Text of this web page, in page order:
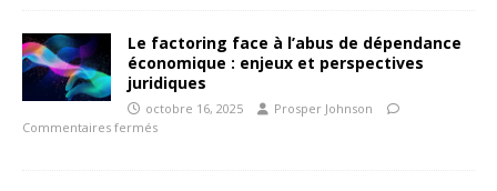
Le factoring face à l’abus de dépendance
économique : enjeux et perspectives
juridiques
octobre 16, 2025
Prosper Johnson
Commentaires fermés